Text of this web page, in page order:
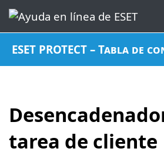
ESET PROTECT – Tabla de
tarea de cliente